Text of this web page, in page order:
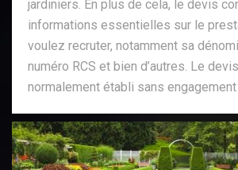
jardiniers. En plus de cela, le devis
informations essentielles sur le
voulez recruter, notamment sa
numéro RCS et bien d’autres. Le
normalement établi sans